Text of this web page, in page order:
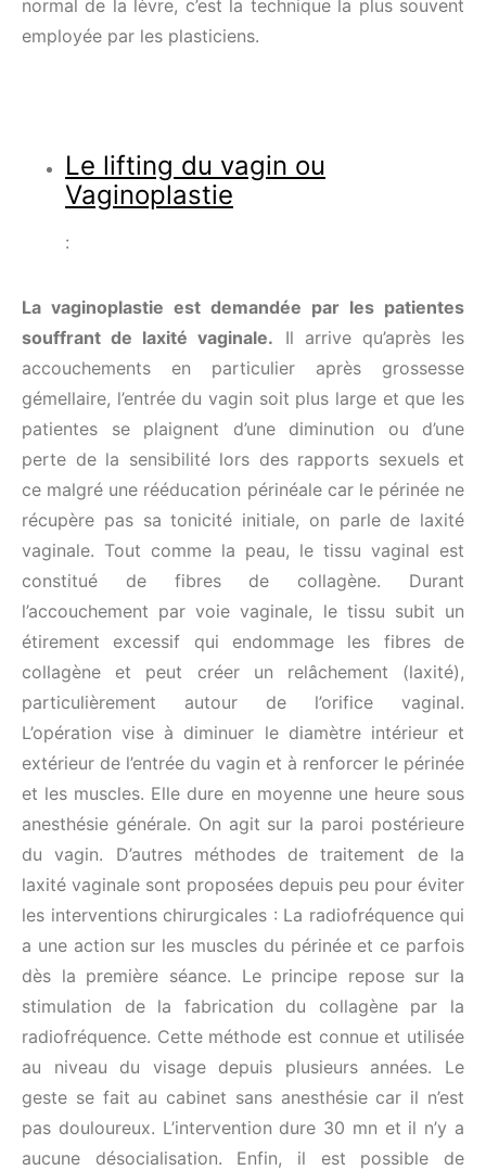
normal de la lèvre, c’est la technique la plus souvent
employée par les plasticiens.
Le lifting du vagin ou
Vaginoplastie
:
La vaginoplastie est demandée par les patientes
souffrant de laxité vaginale. Il arrive qu’après les
accouchements en particulier après grossesse
gémellaire, l’entrée du vagin soit plus large et que les
patientes se plaignent d’une diminution ou d’une
perte de la sensibilité lors des rapports sexuels et
ce malgré une rééducation périnéale car le périnée ne
récupère pas sa tonicité initiale, on parle de laxité
vaginale. Tout comme la peau, le tissu vaginal est
constitué de fibres de collagène. Durant
l’accouchement par voie vaginale, le tissu subit un
étirement excessif qui endommage les fibres de
collagène et peut créer un relâchement (laxité),
particulièrement autour de l’orifice vaginal.
L’opération vise à diminuer le diamètre intérieur et
extérieur de l’entrée du vagin et à renforcer le périnée
et les muscles. Elle dure en moyenne une heure sous
anesthésie générale. On agit sur la paroi postérieure
du vagin. D’autres méthodes de traitement de la
laxité vaginale sont proposées depuis peu pour éviter
les interventions chirurgicales : La radiofréquence qui
a une action sur les muscles du périnée et ce parfois
dès la première séance. Le principe repose sur la
stimulation de la fabrication du collagène par la
radiofréquence. Cette méthode est connue et utilisée
au niveau du visage depuis plusieurs années. Le
geste se fait au cabinet sans anesthésie car il n’est
pas douloureux. L’intervention dure 30 mn et il n’y a
aucune désocialisation. Enfin, il est possible de